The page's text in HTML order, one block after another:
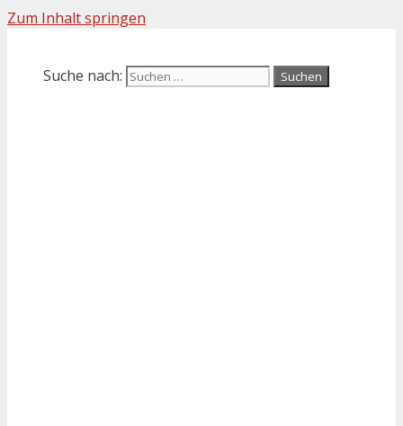
Zum Inhalt springen
Suche nach: